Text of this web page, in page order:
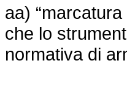
aa)
che lo
normativa di